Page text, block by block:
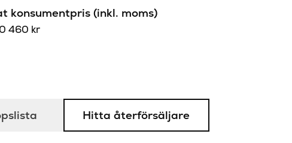
konsumentpris (inkl. moms)
460 kr
Hitta återförsäljare